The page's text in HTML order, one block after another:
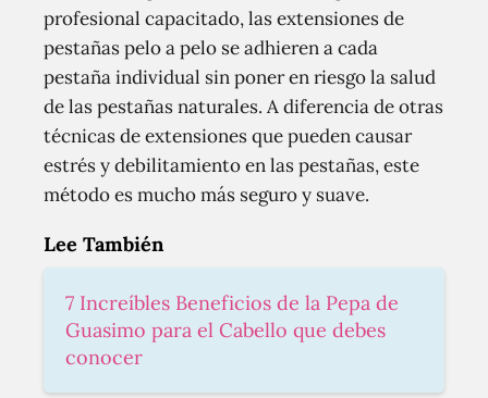
profesional capacitado, las extensiones de
pestañas pelo a pelo se adhieren a cada
pestaña individual sin poner en riesgo la salud
de las pestañas naturales. A diferencia de otras
técnicas de extensiones que pueden causar
estrés y debilitamiento en las pestañas, este
método es mucho más seguro y suave.
Lee También
7 Increíbles Beneficios de la Pepa de
Guasimo para el Cabello que debes
conocer